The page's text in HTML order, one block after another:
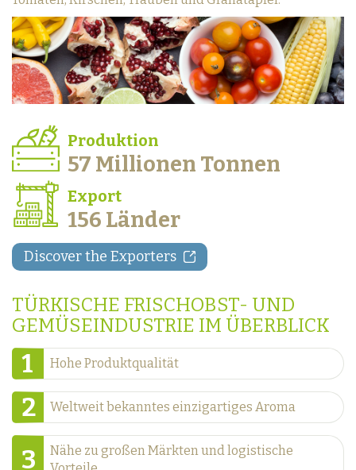
Produktion
57 Millionen Tonnen
Export
156 Länder
Discover the Exporters
TÜRKISCHE FRISCHOBST- UND
GEMÜSEINDUSTRIE IM ÜBERBLICK
Hohe Produktqualität
1
Weltweit bekanntes einzigartiges Aroma
2
Nähe zu großen Märkten und logistische
3